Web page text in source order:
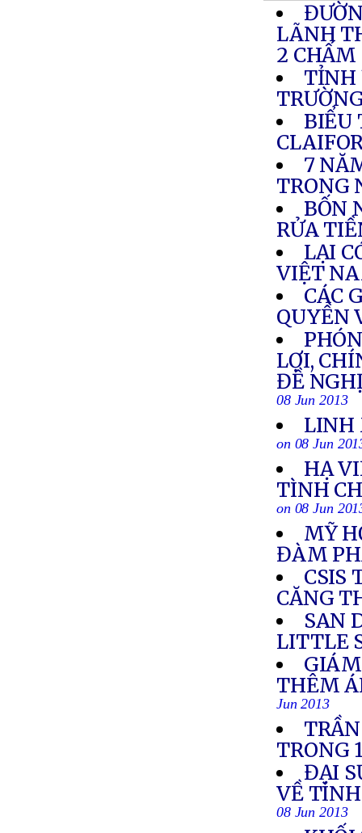
LÃNH
2 CHẤM
TỈNH
BIỂU
7
TRONG
BỐN
RỬA
LẠI
VIỆT
CÁC
QUYỀN
LỢI,
ĐỀ
08 Jun 2013
LINH
on 08 Jun
HẠ
TÌNH
on 08 Jun
MỸ
ĐÀM
CSIS
CĂNG
SAN
LITTLE
THÊM
Jun 2013
TRONG
ĐẠI
VỀ
08 Jun 2013